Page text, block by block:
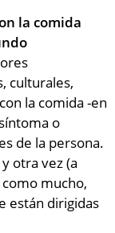
la comida
culturales,
la comida -en
o
de la persona.
otra vez (a
mucho,
están dirigidas